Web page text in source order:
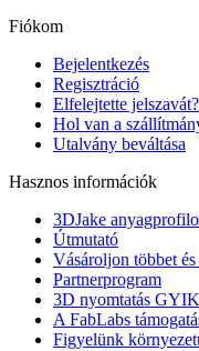
Fiókom
Bejelentkezés
Regisztráció
Elfelejtette jelszavát?
Hol van a
Utalvány beváltása
Hasznos információk
3DJake
Útmutató
Vásároljon többet
Partnerprogram
3D nyomtatás GYIK
A FabLabs
Figyelünk